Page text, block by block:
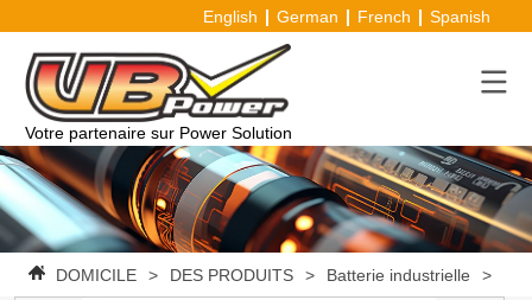
English German French Spanish
Votre partenaire sur Power Solution
DOMICILE > DES PRODUITS > Batterie industrielle >